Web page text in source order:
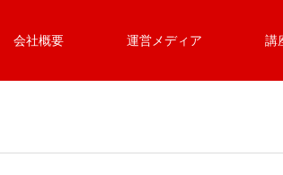
会社概要 運営メディア 講